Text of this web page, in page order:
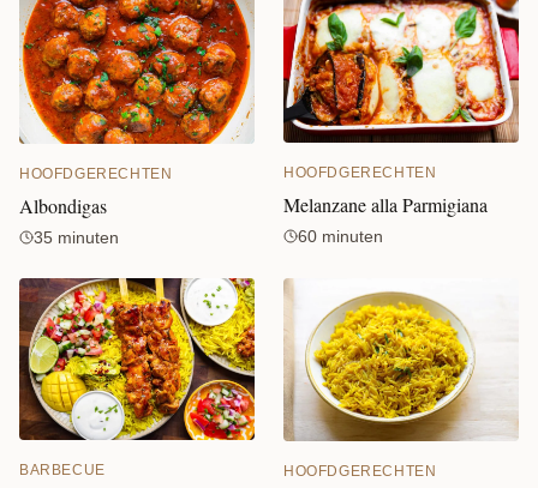
HOOFDGERECHTEN
Albondigas
35 minuten
HOOFDGERECHTEN
Melanzane alla Parmigiana
60 minuten
BARBECUE HOOFDGERECHTEN